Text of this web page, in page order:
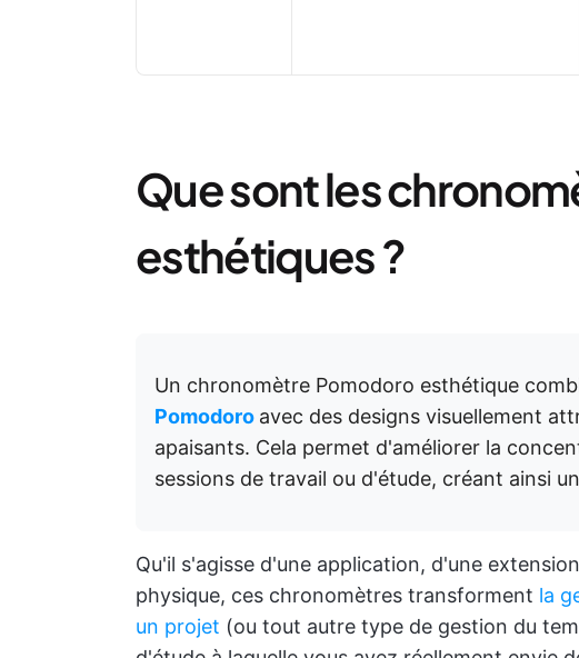
Que sont les
esthétiques ?
Un chronomètre Pomodoro esthétique
Pomodoro avec des designs visuellement
apaisants. Cela permet d'améliorer la
sessions de travail ou d'étude, créant ainsi
Qu'il s'agisse d'une application, d'une
physique, ces chronomètres transforment la
un projet (ou tout autre type de gestion du